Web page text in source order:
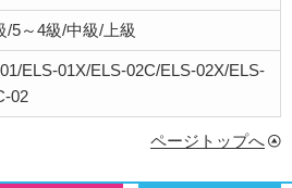
/5～4級/中級/上級
ELS-01X/ELS-02C/ELS-02X/ELS-
02
ページトップへ